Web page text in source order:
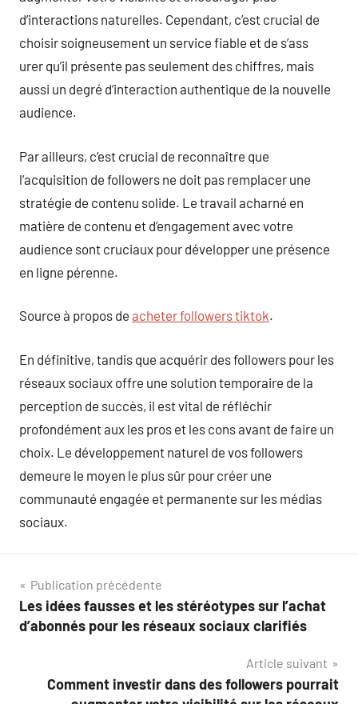
d’interactions naturelles. Cependant, c’est crucial de
choisir soigneusement un service fiable et de s’ass
urer qu’il présente pas seulement des chiffres, mais
aussi un degré d’interaction authentique de la nouvelle
audience.
Par ailleurs, c’est crucial de reconnaître que
l’acquisition de followers ne doit pas remplacer une
stratégie de contenu solide. Le travail acharné en
matière de contenu et d’engagement avec votre
audience sont cruciaux pour développer une présence
en ligne pérenne.
Source à propos de acheter followers tiktok.
En définitive, tandis que acquérir des followers pour les
réseaux sociaux offre une solution temporaire de la
perception de succès, il est vital de réfléchir
profondément aux les pros et les cons avant de faire un
choix. Le développement naturel de vos followers
demeure le moyen le plus sûr pour créer une
communauté engagée et permanente sur les médias
sociaux.
Navigation
de
Publication précédente
Les idées fausses et les stéréotypes sur l’achat
d’abonnés pour les réseaux sociaux clarifiés
Article suivant
Comment investir dans des followers pourrait